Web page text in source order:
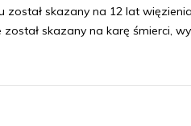
został skazany na 12 lat
skazany na karę śmierci,